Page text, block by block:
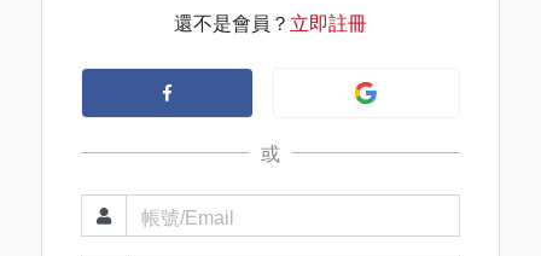
還不是會員？ 立即註冊
或
帳號/Email